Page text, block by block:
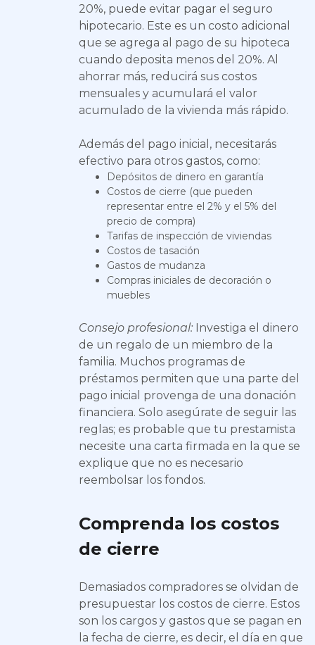
20%, puede evitar pagar el seguro
hipotecario. Este es un costo adicional
que se agrega al pago de su hipoteca
cuando deposita menos del 20%. Al
ahorrar más, reducirá sus costos
mensuales y acumulará el valor
acumulado de la vivienda más rápido.
Además del pago inicial, necesitarás
efectivo para otros gastos, como:
Depósitos de dinero en garantía
Costos de cierre (que pueden
representar entre el 2% y el 5% del
precio de compra)
Tarifas de inspección de viviendas
Costos de tasación
Gastos de mudanza
Compras iniciales de decoración o
muebles
Consejo profesional: Investiga el dinero
de un regalo de un miembro de la
familia. Muchos programas de
préstamos permiten que una parte del
pago inicial provenga de una donación
financiera. Solo asegúrate de seguir las
reglas; es probable que tu prestamista
necesite una carta firmada en la que se
explique que no es necesario
reembolsar los fondos.
Comprenda los costos
de cierre
Demasiados compradores se olvidan de
presupuestar los costos de cierre. Estos
son los cargos y gastos que se pagan en
la fecha de cierre, es decir, el día en que